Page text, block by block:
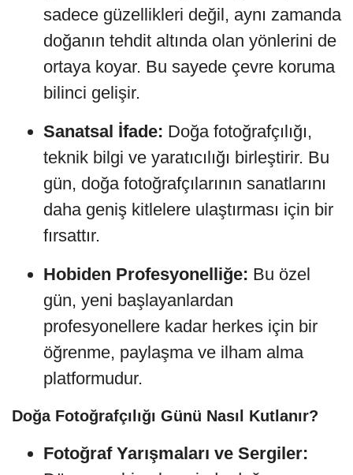
sadece güzellikleri değil, aynı zamanda
doğanın tehdit altında olan yönlerini de
ortaya koyar. Bu sayede çevre koruma
bilinci gelişir.
Sanatsal İfade: Doğa fotoğrafçılığı,
teknik bilgi ve yaratıcılığı birleştirir. Bu
gün, doğa fotoğrafçılarının sanatlarını
daha geniş kitlelere ulaştırması için bir
fırsattır.
Hobiden Profesyonelliğe: Bu özel
gün, yeni başlayanlardan
profesyonellere kadar herkes için bir
öğrenme, paylaşma ve ilham alma
platformudur.
Doğa Fotoğrafçılığı Günü Nasıl Kutlanır?
Fotoğraf Yarışmaları ve Sergiler: